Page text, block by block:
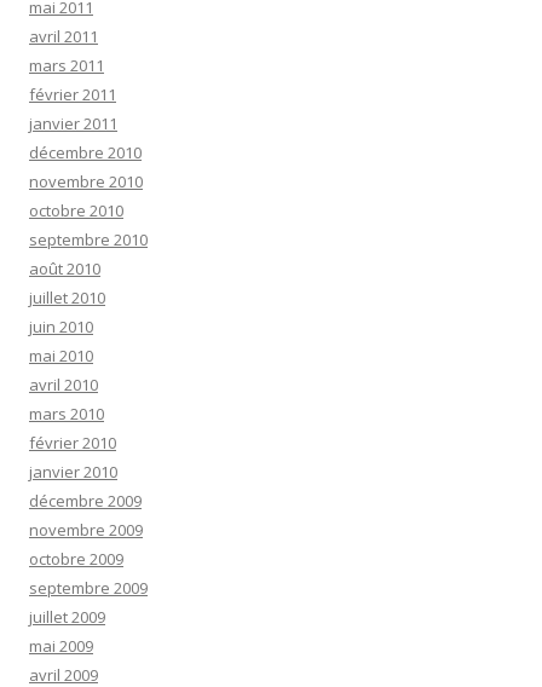
mai 2011
avril 2011
mars 2011
février 2011
janvier 2011
décembre 2010
novembre 2010
octobre 2010
septembre 2010
août 2010
juillet 2010
juin 2010
mai 2010
avril 2010
mars 2010
février 2010
janvier 2010
décembre 2009
novembre 2009
octobre 2009
septembre 2009
juillet 2009
mai 2009
avril 2009